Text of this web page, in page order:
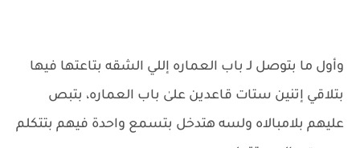
وأول ما بتوصل لـ باب العماره إللي الشقه بتاعتها فيها
بتلاقي إتنين ستات قاعدين علىٰ باب العماره، بتبص
عليهم بلامبالاه ولسه هتدخل بتسمع واحدة فيهم بتتكلم